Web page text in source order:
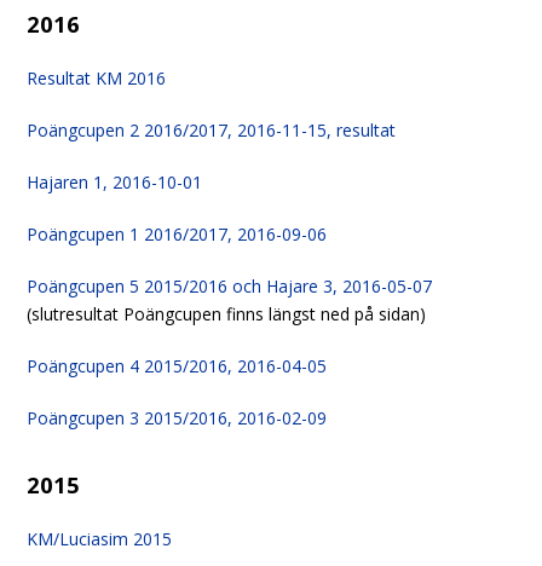
2016
Resultat KM 2016
Poängcupen 2 2016/2017, 2016-11-15, resultat
Hajaren 1, 2016-10-01
Poängcupen 1 2016/2017, 2016-09-06
Poängcupen 5 2015/2016 och Hajare 3, 2016-05-07
(slutresultat Poängcupen finns längst ned på sidan)
Poängcupen 4 2015/2016, 2016-04-05
Poängcupen 3 2015/2016, 2016-02-09
2015
KM/Luciasim 2015